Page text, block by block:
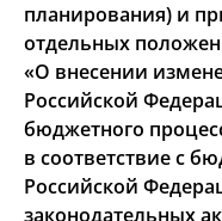
планирования) и
отдельных
«О внесении
Российской
бюджетного
в соответствие с
Российской
законодательных